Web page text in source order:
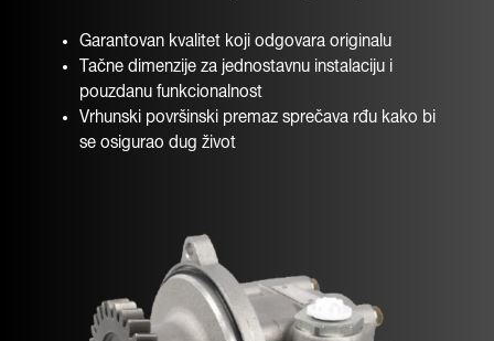
Garantovan kvalitet koji odgovara originalu
Tačne dimenzije za jednostavnu instalaciju i
pouzdanu funkcionalnost
Vrhunski površinski premaz sprečava rđu kako bi
se osigurao dug život